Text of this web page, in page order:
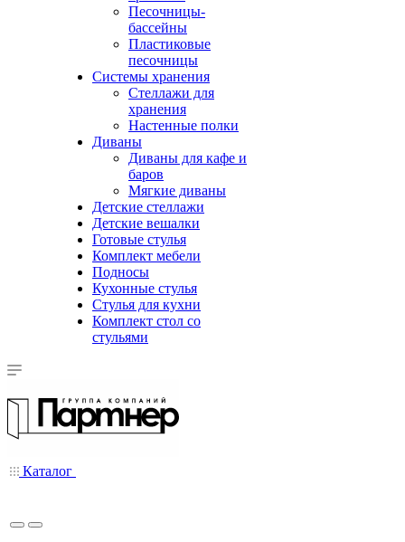
Песочницы-
бассейны
Пластиковые
песочницы
Системы хранения
Стеллажи для
хранения
Настенные полки
Диваны
Диваны для кафе и
баров
Мягкие диваны
Детские стеллажи
Детские вешалки
Готовые стулья
Комплект мебели
Подносы
Кухонные стулья
Стулья для кухни
Комплект стол со
стульями
Каталог